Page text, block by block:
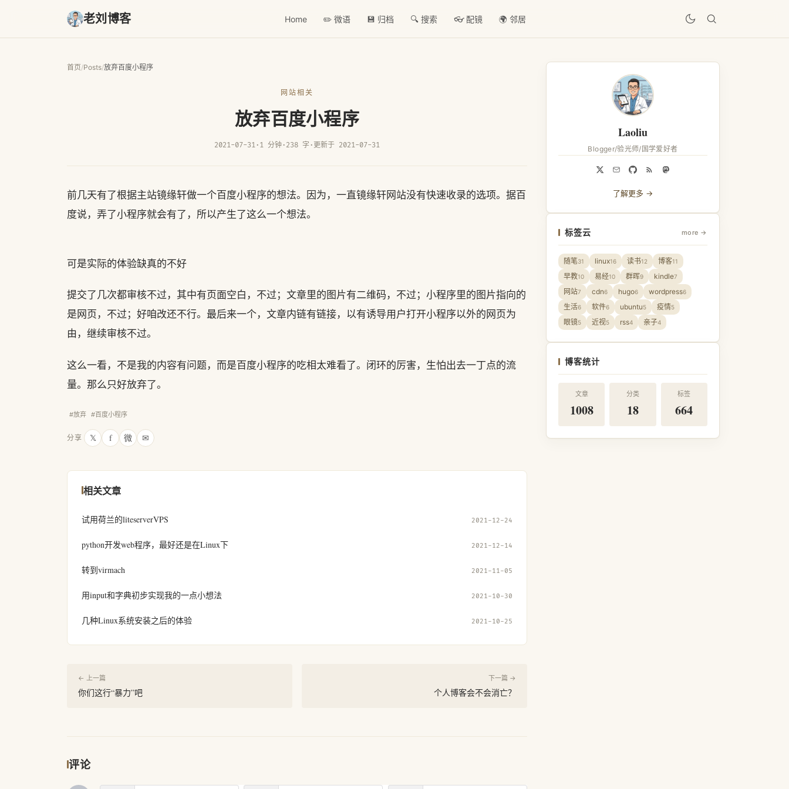
老刘博客 Home ✏️ 微语 💾 归档 🔍 搜索 👓 配镜 🌍 邻居
首页/Posts/放弃百度小程序
网站相关
放弃百度小程序
2021-07-31· 1 分钟· 238 字 · 更新于 2021-07-31
前几天有了根据主站镜缘轩做一个百度小程序的想法。因为，一直镜缘轩网站没有快速收录的选项。据百
度说，弄了小程序就会有了，所以产生了这么一个想法。
可是实际的体验缺真的不好
提交了几次都审核不过，其中有页面空白，不过；文章里的图片有二维码，不过；小程序里的图片指向的
是网页，不过；好咱改还不行。最后来一个，文章内链有链接，以有诱导用户打开小程序以外的网页为
由，继续审核不过。
这么一看，不是我的内容有问题，而是百度小程序的吃相太难看了。闭环的厉害，生怕出去一丁点的流
量。那么只好放弃了。
#放弃 #百度小程序
分享 𝕏 f 微 ✉
相关文章
试用荷兰的liteserverVPS 2021-12-24
python开发web程序，最好还是在Linux下 2021-12-14
转到virmach 2021-11-05
用input和字典初步实现我的一点小想法 2021-10-30
几种Linux系统安装之后的体验 2021-10-25
← 上一篇
你们这行“暴力”吧
下一篇 →
个人博客会不会消亡？
评论
Laoliu
Blogger/验光师/国学爱好者
了解更多 →
标签云 more →
随笔31 linux16 读书12 博客11
早教10 易经10 群晖9 kindle7
网站7 cdn6 hugo6 wordpress6
生活6 软件6 ubuntu5 疫情5
眼镜5 近视5 rss4 亲子4
博客统计
文章
1008
分类
18
标签
664